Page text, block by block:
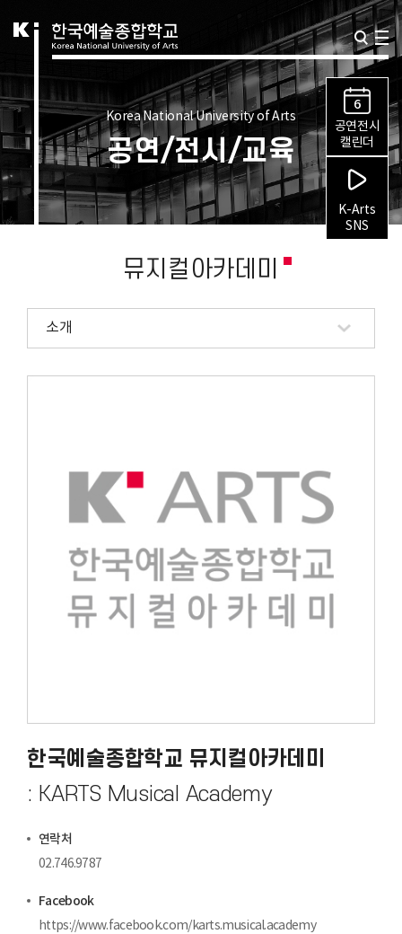
6
공연전시
캘린더
K-Arts
SNS
Korea National University of Arts
공연/전시/교육
뮤지컬아카데미
소개
한국예술종합학교 뮤지컬아카데미
: KARTS Musical Academy
연락처
02.746.9787
Facebook
https://www.facebook.com/karts.musical.academy